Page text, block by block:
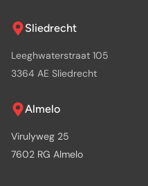
Sliedrecht
Leeghwaterstraat 105
3364 AE Sliedrecht
Almelo
Virulyweg 25
7602 RG Almelo